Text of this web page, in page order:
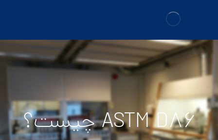
ASTM D86 چیست؟